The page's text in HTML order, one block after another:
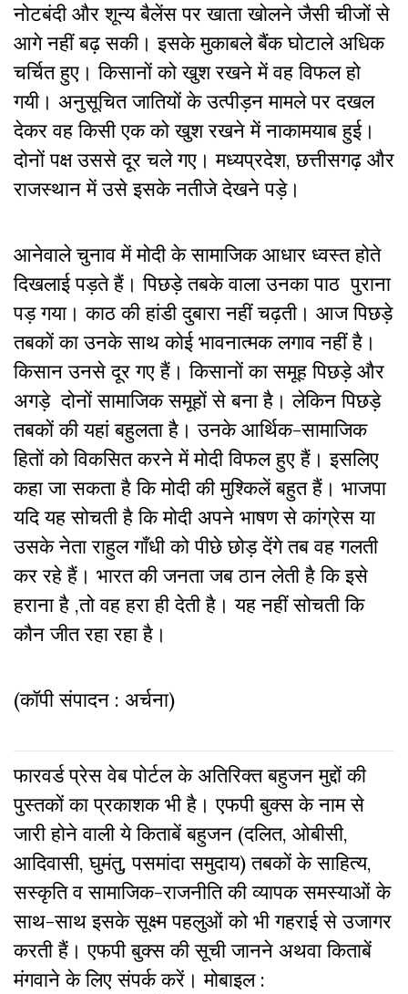
नोटबंदी और शून्य बैलेंस पर खाता खोलने जैसी चीजों से
आगे नहीं बढ़ सकी। इसके मुकाबले बैंक घोटाले अधिक
चर्चित हुए। किसानों को खुश रखने में वह विफल हो
गयी। अनुसूचित जातियों के उत्पीड़न मामले पर दखल
देकर वह किसी एक को खुश रखने में नाकामयाब हुई।
दोनों पक्ष उससे दूर चले गए। मध्यप्रदेश, छत्तीसगढ़ और
राजस्थान में उसे इसके नतीजे देखने पड़े।
आनेवाले चुनाव में मोदी के सामाजिक आधार ध्वस्त होते
दिखलाई पड़ते हैं। पिछड़े तबके वाला उनका पाठ पुराना
पड़ गया। काठ की हांडी दुबारा नहीं चढ़ती। आज पिछड़े
तबकों का उनके साथ कोई भावनात्मक लगाव नहीं है।
किसान उनसे दूर गए हैं। किसानों का समूह पिछड़े और
अगड़े दोनों सामाजिक समूहों से बना है। लेकिन पिछड़े
तबकों की यहां बहुलता है। उनके आर्थिक-सामाजिक
हितों को विकसित करने में मोदी विफल हुए हैं। इसलिए
कहा जा सकता है कि मोदी की मुश्किलें बहुत हैं। भाजपा
यदि यह सोचती है कि मोदी अपने भाषण से कांग्रेस या
उसके नेता राहुल गाँधी को पीछे छोड़ देंगे तब वह गलती
कर रहे हैं। भारत की जनता जब ठान लेती है कि इसे
हराना है ,तो वह हरा ही देती है। यह नहीं सोचती कि
कौन जीत रहा रहा है।
(कॉपी संपादन : अर्चना)
फारवर्ड प्रेस वेब पोर्टल के अतिरिक्‍त बहुजन मुद्दों की
पुस्‍तकों का प्रकाशक भी है। एफपी बुक्‍स के नाम से
जारी होने वाली ये किताबें बहुजन (दलित, ओबीसी,
आदिवासी, घुमंतु, पसमांदा समुदाय) तबकों के साहित्‍य,
सस्‍क‍ृति व सामाजिक-राजनीति की व्‍यापक समस्‍याओं के
साथ-साथ इसके सूक्ष्म पहलुओं को भी गहराई से उजागर
करती हैं। एफपी बुक्‍स की सूची जानने अथवा किताबें
मंगवाने के लिए संपर्क करें। मोबाइल :